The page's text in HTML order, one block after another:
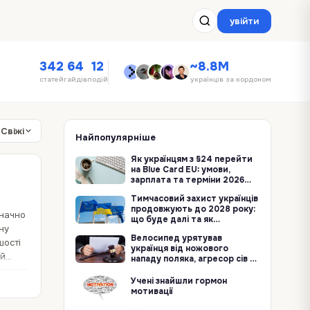
увійти
342
статей
64
гайдів
12
подій
~8.8M
українців за кордоном
Свіжі
Найпопулярніше
Як українцям з §24 перейти
на Blue Card EU: умови,
зарплата та терміни 2026
Тимчасовий захист українців
продовжують до 2028 року:
що буде далі та як
Велосипед урятував
українця від ножового
нападу поляка, агресор сів за
Учені знайшли гормон
мотивації